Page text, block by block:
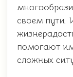
своем пути.
помогают
сложных